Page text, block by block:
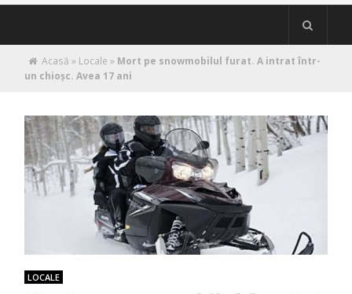
Acasă » Locale » Mort pe snowmobilul furat. A intrat într-
un chioşc. Avea 17 ani
LOCALE